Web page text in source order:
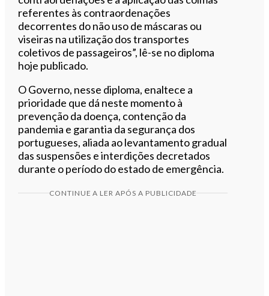
referentes às contraordenações
decorrentes do não uso de máscaras ou
viseiras na utilização dos transportes
coletivos de passageiros”, lê-se no diploma
hoje publicado.
O Governo, nesse diploma, enaltece a
prioridade que dá neste momento à
prevenção da doença, contenção da
pandemia e garantia da segurança dos
portugueses, aliada ao levantamento gradual
das suspensões e interdições decretados
durante o período do estado de emergência.
CONTINUE A LER APÓS A PUBLICIDADE